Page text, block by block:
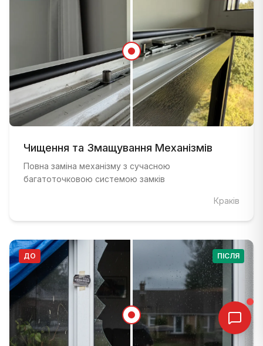
ПІСЛЯ:Вікно з сучасною багатоточковою системою
Чищення та Змащування Механізмів
Повна заміна механізму з сучасною
багатоточковою системою замків
Краків
ДО ПІСЛЯ